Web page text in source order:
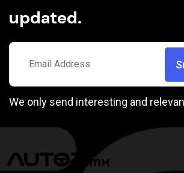
Mercedes Benz
Renault
SEAT
Subaru
Tesla
Volkswagen
Camara de Reversa
Conexión USB
Sistema de Navegacion
updated.
We only send interesting and